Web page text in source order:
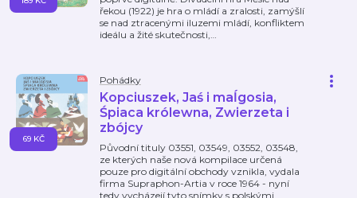
řekou (1922) je hra o mládí a zralosti, zamýšlí
se nad ztracenými iluzemi mládí, konfliktem
ideálu a žité skutečnosti,…
Pohádky
Kopciuszek, Jaś i maĺgosia,
Śpiaca królewna, Zwierzeta i
zbójcy
Původní tituly 03551, 03549, 03552, 03548,
ze kterých naše nová kompilace určená
pouze pro digitální obchody vznikla, vydala
firma Supraphon-Artia v roce 1964 - nyní
tedy vycházejí tyto snímky s polskými
69 KČ